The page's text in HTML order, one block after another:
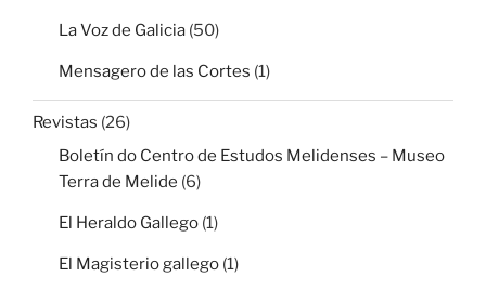
La Voz de Galicia (50)
Mensagero de las Cortes (1)
Revistas (26)
Boletín do Centro de Estudos Melidenses – Museo
Terra de Melide (6)
El Heraldo Gallego (1)
El Magisterio gallego (1)